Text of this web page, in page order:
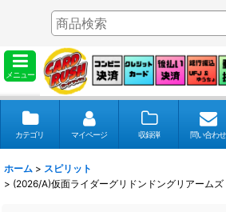
メニュー
カテゴリ マイページ 収録弾 問い合わせ
ホーム > スピリット
> (2026/A)仮面ライダーグリドンドングリアーム